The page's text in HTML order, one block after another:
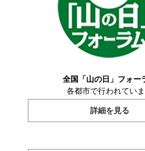
全国「山の日」フォー
各都市で行われてい
詳細を見る